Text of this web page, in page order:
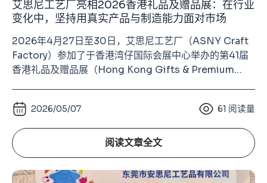
艾思尼工艺厂亮相2026香港礼品及赠品展：在行业
变化中，坚持用真实产品与制造能力面对市场
2026年4月27日至30日，艾思尼工艺厂（ASNY Craft
Factory）参加了于香港湾仔国际会展中心举办的第41届
香港礼品及赠品展（Hong Kong Gifts & Premium
品展），香港礼品展长期以来都是全球礼品、纪念品、徽
章、钥匙扣及金属工艺行业的重要交流
2026/05/07 61 阅读量
阅读文章全文